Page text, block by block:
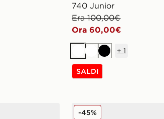
740 Junior
Era 100,00€
Ora 60,00€
BiancoBianco
Nero
+1
SALDI
New Balance 740 Junior
-45%